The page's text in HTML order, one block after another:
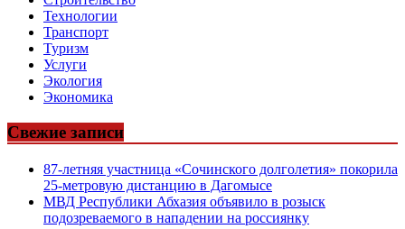
Технологии
Транспорт
Туризм
Услуги
Экология
Экономика
Свежие записи
87-летняя участница «Сочинского долголетия» покорила
25-метровую дистанцию в Дагомысе
МВД Республики Абхазия объявило в розыск
подозреваемого в нападении на россиянку